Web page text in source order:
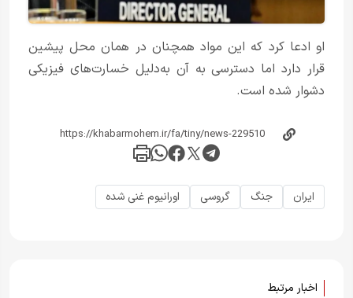
او ادعا کرد که این مواد همچنان در همان محل پیشین
قرار دارد اما دسترسی به آن به‌دلیل خسارت‌های فیزیکی
دشوار شده است.
ایران جنگ گروسی اورانیوم غنی شده
اخبار مرتبط